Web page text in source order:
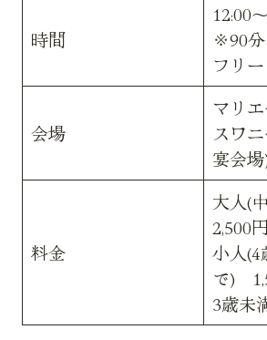
時間
12:00
※90
フリ
会場
マリ
スワ
宴会
料金
大人(
2,500円
小人(4
で)
3歳